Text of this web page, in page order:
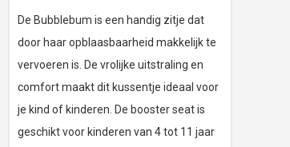
De Bubblebum is een handig zitje dat
door haar opblaasbaarheid makkelijk te
vervoeren is. De vrolijke uitstraling en
comfort maakt dit kussentje ideaal voor
je kind of kinderen. De booster seat is
geschikt voor kinderen van 4 tot 11 jaar